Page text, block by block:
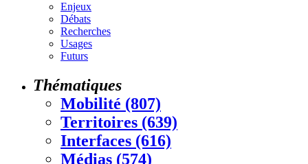
Enjeux
Débats
Recherches
Usages
Futurs
Thématiques
Mobilité (807)
Territoires (639)
Interfaces (616)
Médias (574)